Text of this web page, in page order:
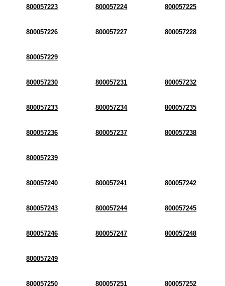
800057223 800057224 800057225
800057226 800057227 800057228
800057229
800057230 800057231 800057232
800057233 800057234 800057235
800057236 800057237 800057238
800057239
800057240 800057241 800057242
800057243 800057244 800057245
800057246 800057247 800057248
800057249
800057250 800057251 800057252